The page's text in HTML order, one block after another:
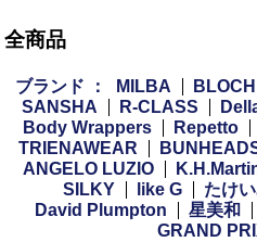
全商品
ブランド ： MILBA BLOCH
SANSHA
R-CLASS
Body Wrappers
Repetto
TRIENAWEAR
ANGELO LUZIO
SILKY
like G たけ
David Plumpton
星美和
GRAND